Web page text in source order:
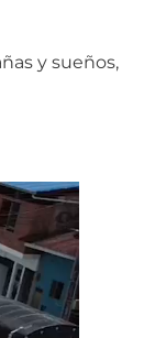
y sueños,